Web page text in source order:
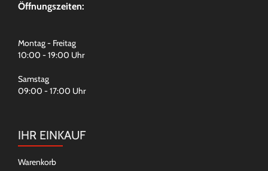
Öffnungszeiten:
Montag - Freitag
10:00 - 19:00 Uhr
Samstag
09:00 - 17:00 Uhr
IHR EINKAUF
Warenkorb